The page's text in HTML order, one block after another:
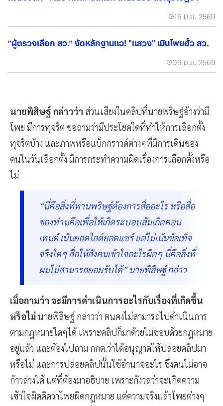
แง้มวงถก “7เสือ กกต.”นัดแรก สำนวนฮั้ว สว.สุราษฎร์ฯ
“ผู้ตรวจเลือก สว.” งัดหลักฐานแฉ! "แสวง" เมินโพยฮั้ว สว.
นายพิสิษฐ์ กล่าวว่าส่วนเสียงในคลิปที่นายพริษฐ์อ้างว่ามี
โพย มีการทุจริต ขอถามว่ามีประโยคใดที่ทำให้การเลือกตั้ง
ทุจริตบ้าง และภาพหรือแบ็กกราวด์ต่างๆที่มีการเดินของ
คนในวันเลือกตั้ง มีการกระทำความผิดเรื่องการเลือกตั้งหรือ
“นี่คือสิ่งที่ท่านพริษฐ์ต้องการสื่ออะไร หรือสื่อ
ของท่านคือเพื่อให้เกิดระบอบส้มเกิดคอน
เทนต์ เน้นยอดไลด์ยอดแชร์ แต่ไม่เน้นข้อเท็จ
จริงใดๆ สื่อให้สังคมเข้าใจอะไรผิดๆ นี่คือสิ่งที่
เมื่อถามว่า จะมีการดำเนินการอะไรกับเรื่องที่เกิดขึ้น
หรือไม่นายพิสิษฐ์ กล่าวว่า ตนคงไม่สามารถไปดำเนินการ
ตามกฎหมายใดๆได้ เพราะคลิปก็มาด้วยไม่ชอบด้วยกฎหมาย
อยู่แล้ว และต้องไปถาม กกต.ว่าได้อนุญาตให้ปล่อยคลิปมา
หรือไม่ และการปล่อยคลิปนั้นใช้อำนาจอะไร ซึ่งตนไม่อาจ
ก้าวล่วงได้ แต่ที่ต้องมาอธิบาย เพราะกังวลว่าจะเกิดความ